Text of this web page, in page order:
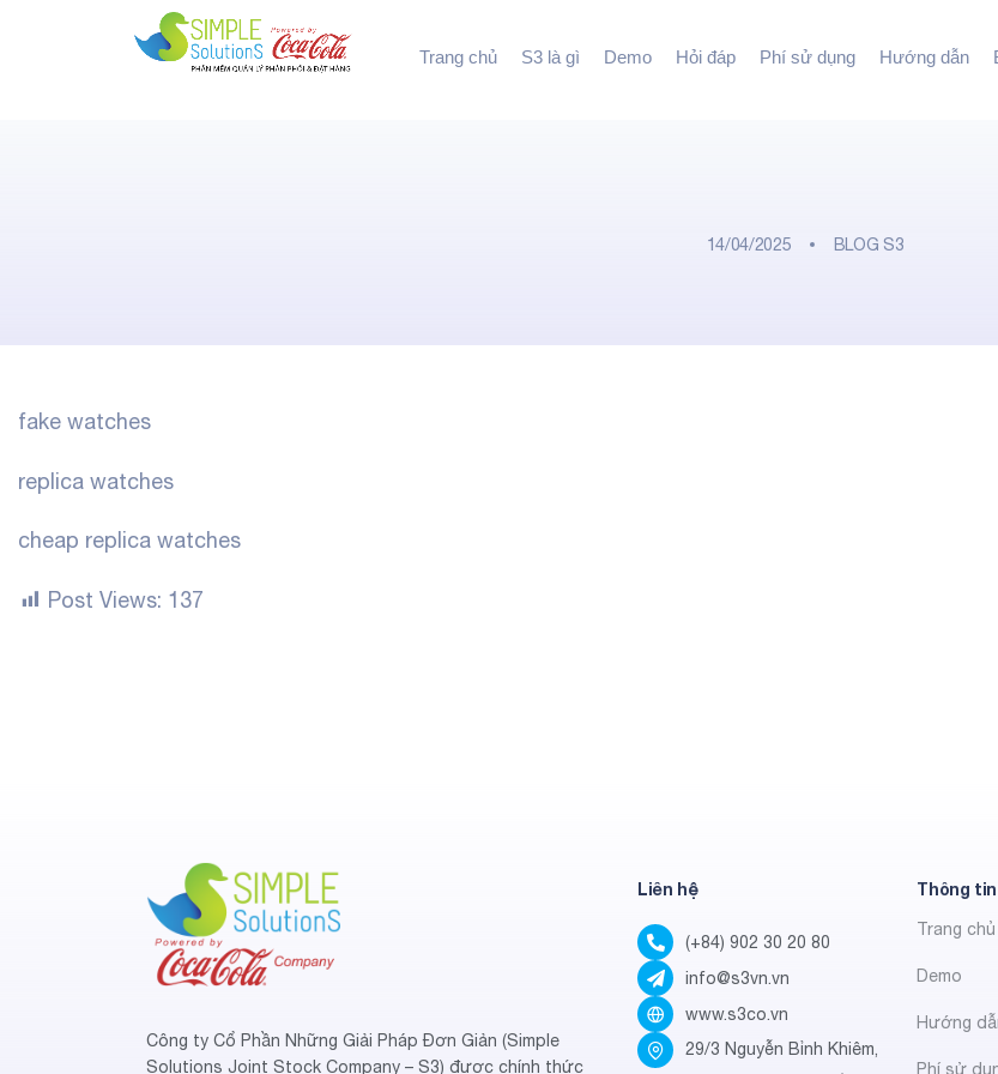
Trang chủ S3 là gì Demo Hỏi đáp Phí sử dụng Hướng dẫn
14/04/2025 BLOG S3
fake watches
replica watches
cheap replica watches
Post Views: 137
Công ty Cổ Phần Những Giải Pháp Đơn Giản (Simple
Solutions Joint Stock Company – S3) được chính thức
Liên hệ
(+84) 902 30 20 80
info@s3vn.vn
www.s3co.vn
29/3 Nguyễn Bỉnh Khiêm,
Thông tin
Trang chủ
Demo
Hướng
Phí sử